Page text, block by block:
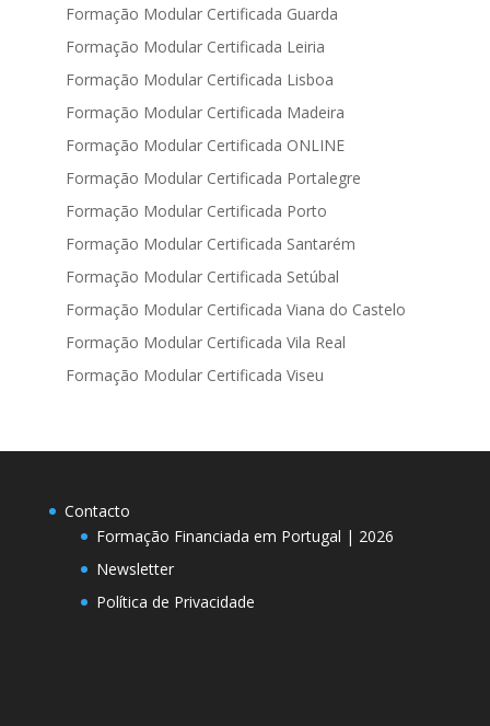
Formação Modular Certificada Guarda
Formação Modular Certificada Leiria
Formação Modular Certificada Lisboa
Formação Modular Certificada Madeira
Formação Modular Certificada ONLINE
Formação Modular Certificada Portalegre
Formação Modular Certificada Porto
Formação Modular Certificada Santarém
Formação Modular Certificada Setúbal
Formação Modular Certificada Viana do Castelo
Formação Modular Certificada Vila Real
Formação Modular Certificada Viseu
Contacto
Formação Financiada em Portugal | 2026
Newsletter
Política de Privacidade